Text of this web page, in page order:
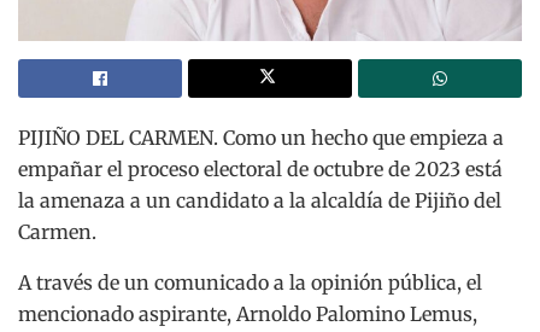
PIJIÑO DEL CARMEN. Como un hecho que empieza a
empañar el proceso electoral de octubre de 2023 está
la amenaza a un candidato a la alcaldía de Pijiño del
Carmen.
A través de un comunicado a la opinión pública, el
mencionado aspirante, Arnoldo Palomino Lemus,